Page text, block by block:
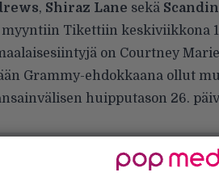
, Shiraz Lane sekä
Tikettiin keskiviikkona
on Courtney
Grammy-ehdokkaana ollut
huipputason 26.